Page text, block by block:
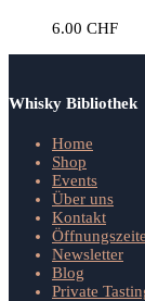
6.00 CHF
Whisky Bibliothek
Home
Shop
Events
Über uns
Kontakt
Newsletter
Blog
Private